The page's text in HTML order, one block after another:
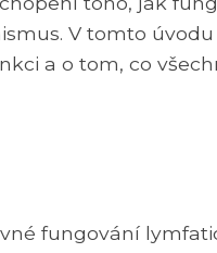
V tomto
a o tom, co
fungování